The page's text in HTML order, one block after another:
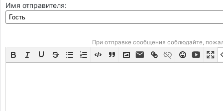
Имя отправителя:
При отправке сообщения соблюдайте,